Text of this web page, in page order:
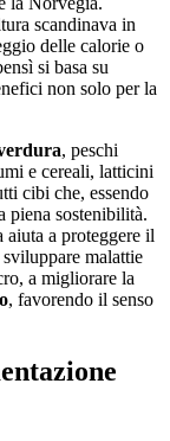
scandinava in
delle calorie o
si basa su
non solo per la
, peschi
e cereali, latticini
cibi che, essendo
piena sostenibilità.
aiuta a proteggere il
malattie
a migliorare la
, favorendo il senso